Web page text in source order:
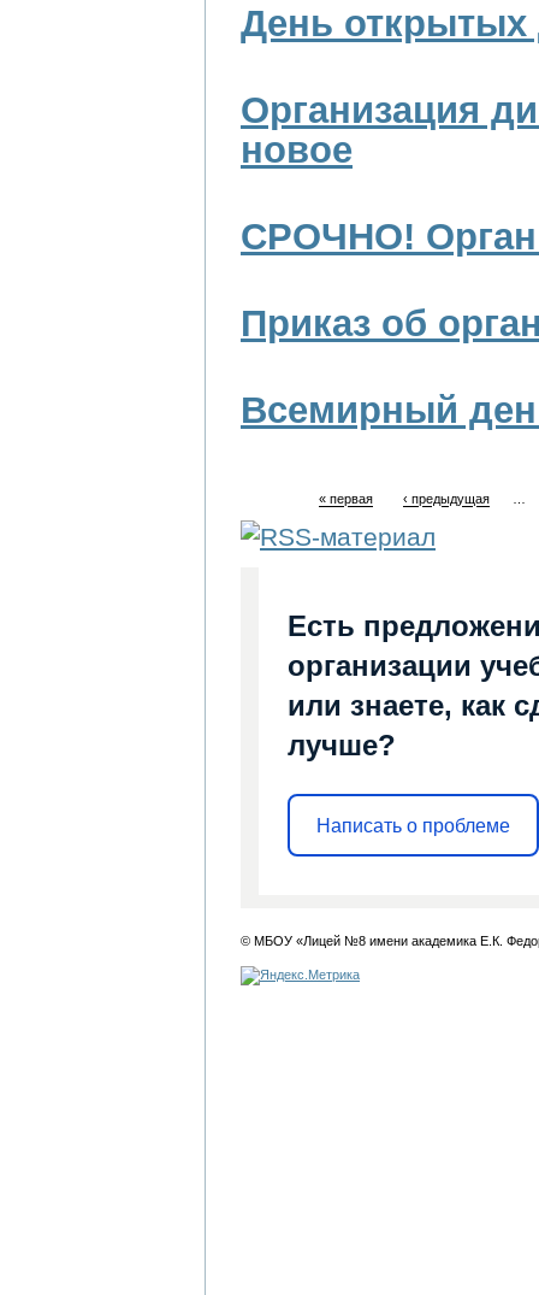
День открытых
Организация
новое
СРОЧНО!
Приказ об
Всемирный
« первая ‹ предыдущая
Есть
организации
или знаете, как
лучше?
Написать о проблеме
© МБОУ «Лицей №8 имени академика Е.К.